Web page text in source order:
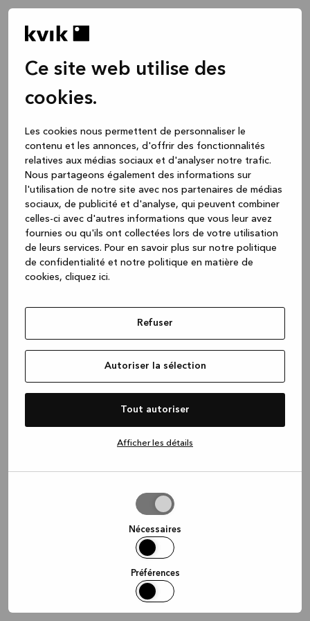
Ce site web utilise des
cookies.
Les cookies nous permettent de personnaliser le
contenu et les annonces, d'offrir des fonctionnalités
relatives aux médias sociaux et d'analyser notre trafic.
Nous partageons également des informations sur
l'utilisation de notre site avec nos partenaires de médias
sociaux, de publicité et d'analyse, qui peuvent combiner
celles-ci avec d'autres informations que vous leur avez
fournies ou qu'ils ont collectées lors de votre utilisation
de leurs services. Pour en savoir plus sur notre politique
de confidentialité et notre politique en matière de
cookies, cliquez ici.
Refuser
Autoriser la sélection
Tout autoriser
Afficher les détails
Nécessaires
Préférences
loadingwww.kvik.be (see the browser console for more
information)